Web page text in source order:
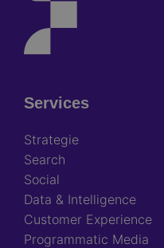
Footer
Services
Strategie
Search
Social
Data & Intelligence
Customer Experience
Programmatic Media